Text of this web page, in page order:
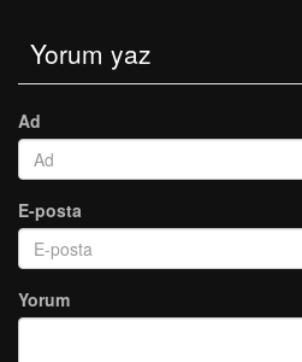
Yorum yaz
Ad
E-posta
Yorum